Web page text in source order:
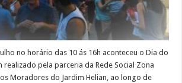
no horário das 10 ás 16h aconteceu o Dia do
realizado pela parceria da Rede Social Zona
Moradores do Jardim Helian, ao longo de